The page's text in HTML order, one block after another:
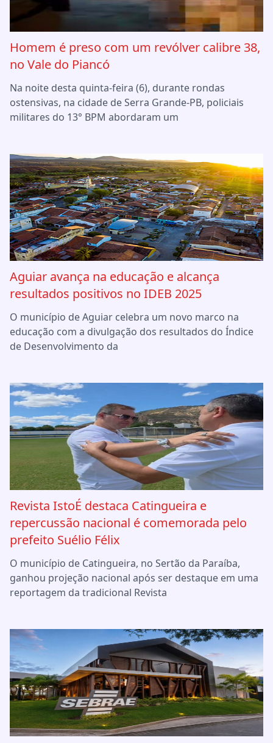
Homem é preso com um revólver calibre 38,
no Vale do Piancó
Na noite desta quinta-feira (6), durante rondas
ostensivas, na cidade de Serra Grande-PB, policiais
militares do 13° BPM abordaram um
Aguiar avança na educação e alcança
resultados positivos no IDEB 2025
O município de Aguiar celebra um novo marco na
educação com a divulgação dos resultados do Índice
de Desenvolvimento da
Revista IstoÉ destaca Catingueira e
repercussão nacional é comemorada pelo
prefeito Suélio Félix
O município de Catingueira, no Sertão da Paraíba,
ganhou projeção nacional após ser destaque em uma
reportagem da tradicional Revista